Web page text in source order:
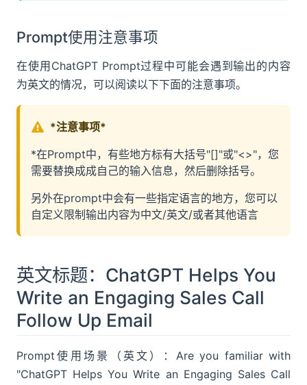
Prompt使用注意事项
在使用ChatGPT Prompt过程中可能会遇到输出的内容
为英文的情况，可以阅读以下下面的注意事项。
*注意事项*
*在Prompt中，有些地方标有大括号"[]"或"<>"，您
需要替换成成自己的输入信息，然后删除括号。
另外在prompt中会有一些指定语言的地方，您可以
自定义限制输出内容为中文/英文/或者其他语言
英文标题：ChatGPT Helps You
Write an Engaging Sales Call
Follow Up Email
Prompt使用场景（英文）：Are you familiar with
"ChatGPT Helps You Write an Engaging Sales Call